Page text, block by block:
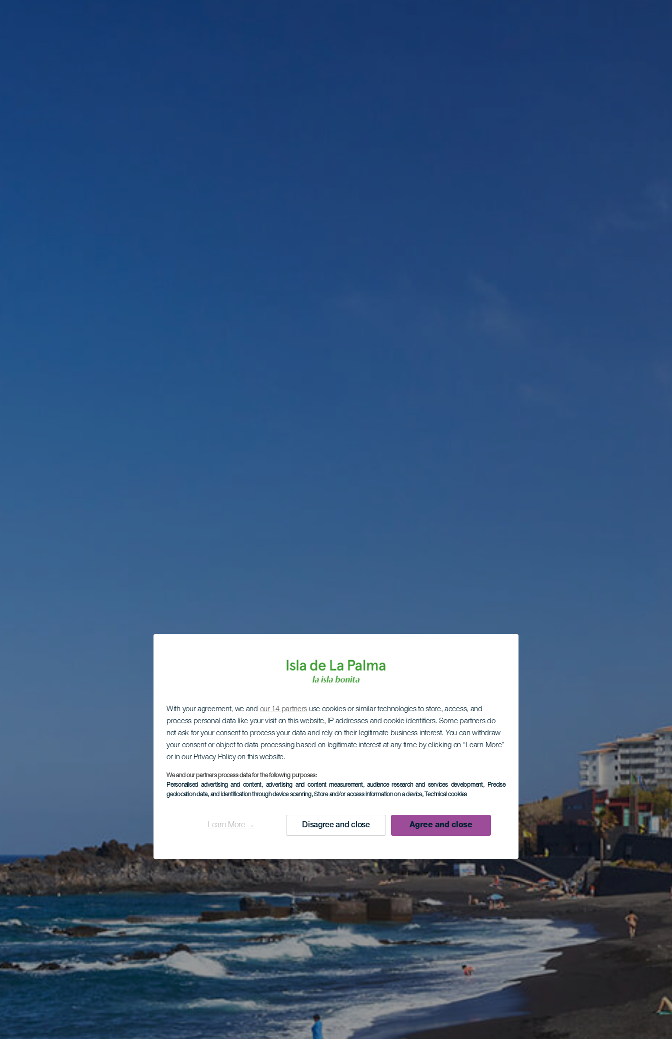
With your agreement, we and our 14 partners use cookies or similar technologies to store, access, and
process personal data like your visit on this website, IP addresses and cookie identifiers. Some partners do
not ask for your consent to process your data and rely on their legitimate business interest. You can withdraw
your consent or object to data processing based on legitimate interest at any time by clicking on “Learn More”
or in our Privacy Policy on this website.
We and our partners process data for the following purposes:
Personalised advertising and content, advertising and content measurement, audience research and services development, Precise
geolocation data, and identification through device scanning, Store and/or access information on a device, Technical cookies
Learn More → Disagree and close Agree and close